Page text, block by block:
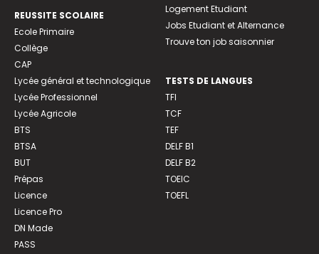
REUSSITE SCOLAIRE
Ecole Primaire
Collège
CAP
Lycée général et technologique
Lycée Professionnel
Lycée Agricole
BTS
BTSA
BUT
Prépas
Licence
Licence Pro
DN Made
PASS
Logement Etudiant
Jobs Etudiant et Alternance
Trouve ton job saisonnier
TESTS DE LANGUES
TFI
TCF
TEF
DELF B1
DELF B2
TOEIC
TOEFL